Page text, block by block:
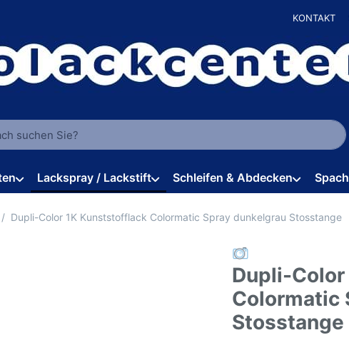
KONTAKT
Suchbegriff ein. Während Sie tippen, erscheinen
Lackspray / Lackstift Schleifen & Abdecken
Dupli-Color 1K Kunststofflack Colormatic Spray dunkelgrau Stosstange
Dupli-
Colormatic
Stosstange